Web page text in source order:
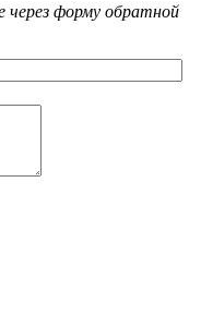
форму обратной